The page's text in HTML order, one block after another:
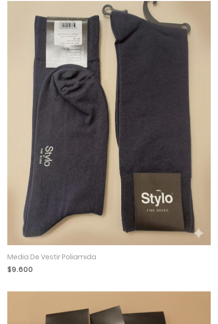
Media De Vestir Poliamida
$9.600